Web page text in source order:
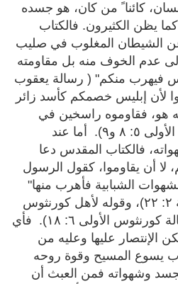
كائنا ً من كان، هو جسده
يظن الكثيرون. فالكتاب
الشيطان المغلوب في صليب
عدم الخوف منه بل مقاومته
فيهرب منكم" ( رسالة يعقوب
لأن إبليس خصمكم كأسد زائر
هو، فقاوموه راسخين في
الإيمان" (رسالة بطرس الأولى ٥: ٨ و٩). أما عند
فالكتاب المقدس دعا
لا أن يقاوموا، كقول الرسول
الشبابية فأهرب منها"
(رسالة تيموثاوس الثانية ٢: ٢٢)، وقوله لأهل كورنثوس
"أهربوا من الزنى" (رسالة كورنثوس الأولى ٦: ١٨). فأي
الإنتصار عليها وعليه من
يسوع المسيح وقوة روحه
وشهواته فمن العبث أن